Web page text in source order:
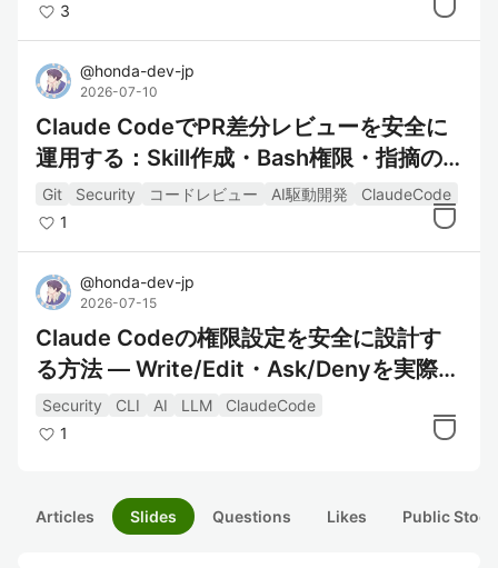
3
@honda-dev-jp
2026-07-10
Claude CodeでPR差分レビューを安全に
運用する：Skill作成・Bash権限・指摘の
見極め方
Git Security コードレビュー AI駆動開発
ClaudeCode
1
@honda-dev-jp
2026-07-15
Claude Codeの権限設定を安全に設計す
る方法 ― Write/Edit・Ask/Denyを実際に
検証して分かったこと
Security CLI AI LLM
ClaudeCode
1
Articles Slides Questions Likes Public